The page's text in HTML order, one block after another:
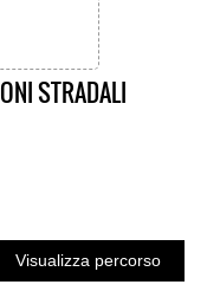
STRADALI